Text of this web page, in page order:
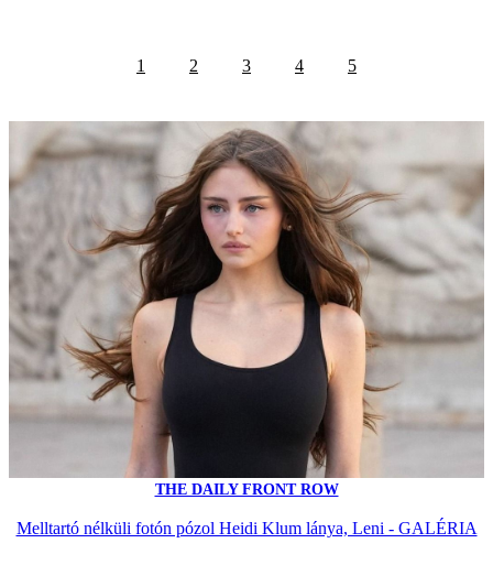
1 2 3 4 5
THE DAILY FRONT ROW
Melltartó nélküli fotón pózol Heidi Klum lánya, Leni - GALÉRIA